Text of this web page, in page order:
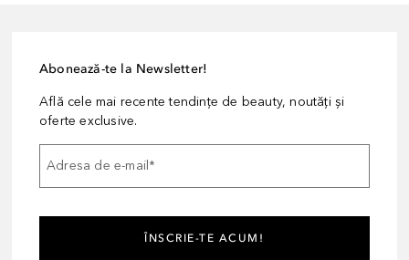
Abonează-te la Newsletter!
Află cele mai recente tendințe de beauty, noutăți și
oferte exclusive.
Adresa de e-mail*
ÎNSCRIE-TE ACUM!